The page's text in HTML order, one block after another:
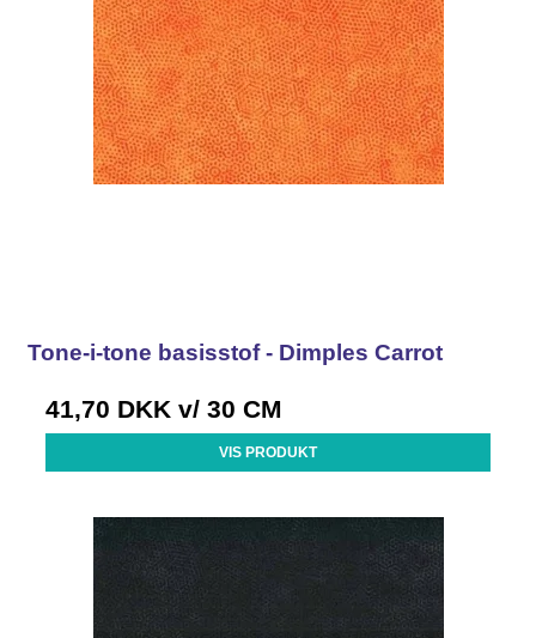
Tone-i-tone basisstof - Dimples Carrot
41,70 DKK v/ 30 CM
VIS PRODUKT